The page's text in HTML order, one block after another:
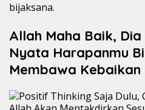
bijaksana.
Allah Maha Baik,
Nyata Harapanmu
Membawa Kebaikan